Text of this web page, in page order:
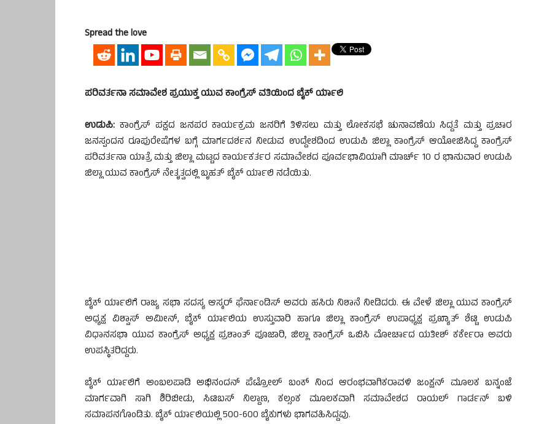
Spread the love
ಪರಿವರ್ತನಾ ಸಮಾವೇಶ ಪ್ರಯುಕ್ತ ಯುವ ಕಾಂಗ್ರೆಸ್ ವತಿಯಿಂದ ಬೈಕ್ ರ್ಯಾಲಿ
ಉಡುಪಿ: ಕಾಂಗ್ರೆಸ್ ಪಕ್ಷದ ಜನಪರ ಕಾರ್ಯಕ್ರಮ ಜನರಿಗೆ ತಿಳಿಸಲು ಮತ್ತು ಲೋಕಸಭೆ ಚುನಾವಣೆಯ ಸಿದ್ದತೆ ಮತ್ತು ಪ್ರಚಾರ
ಜನಸ್ಪಂದನ ರೂಪುರೇಷೆಗಳ ಬಗ್ಗೆ ಮಾರ್ಗದರ್ಶನ ನೀಡುವ ಉದ್ದೇಶದಿಂದ ಉಡುಪಿ ಜಿಲ್ಲಾ ಕಾಂಗ್ರೆಸ್ ಆಯೋಜಿಸಿದ್ದ ಕಾಂಗ್ರೆಸ್
ಪರಿವರ್ತನಾ ಯಾತ್ರೆ ಮತ್ತು ಜಿಲ್ಲಾ ಮಟ್ಟದ ಕಾರ್ಯಕರ್ತರ ಸಮಾವೇಶದ ಪೂರ್ವಭಾವಿಯಾಗಿ ಮಾರ್ಚ್ 10 ರ ಭಾನುವಾರ ಉಡುಪಿ
ಜಿಲ್ಲಾ ಯುವ ಕಾಂಗ್ರೆಸ್ ನೇತೃತ್ವದಲ್ಲಿ ಬೃಹತ್ ಬೈಕ್ ರ್ಯಾಲಿ ನಡೆಯಿತು.
ಬೈಕ್ ರ್ಯಾಲಿಗೆ ರಾಜ್ಯ ಸಭಾ ಸದಸ್ಯ ಆಸ್ಕರ್ ಫೆರ್ನಾಂಡಿಸ್ ಅವರು ಹಸಿರು ನಿಶಾನೆ ನೀಡಿದರು. ಈ ವೇಳೆ ಜಿಲ್ಲಾ ಯುವ ಕಾಂಗ್ರೆಸ್
ಅಧ್ಯಕ್ಷ ವಿಶ್ವಾಸ್ ಅಮೀನ್, ಬೈಕ್ ರ್ಯಾಲಿಯ ಉಸ್ತುವಾರಿ ಹಾಗೂ ಜಿಲ್ಲಾ ಕಾಂಗ್ರೆಸ್ ಉಪಾಧ್ಯಕ್ಷ ಪ್ರಖ್ಯಾತ್ ಶೆಟ್ಟಿ ಉಡುಪಿ
ವಿಧಾನಸಭಾ ಯುವ ಕಾಂಗ್ರೆಸ್ ಅಧ್ಯಕ್ಷ ಪ್ರಶಾಂತ್ ಪೂಜಾರಿ, ಜಿಲ್ಲಾ ಕಾಂಗ್ರೆಸ್ ಒಬಿಸಿ ಮೋರ್ಚಾದ ಯತೀಶ್ ಕರ್ಕೇರಾ ಅವರು
ಉಪಸ್ಥಿತರಿದ್ದರು.
ಬೈಕ್ ರ್ಯಾಲಿಗೆ ಅಂಬಲಪಾಡಿ ಅಭಿನಂದನ್ ಪೆಟ್ರೋಲ್ ಬಂಕ್ ನಿಂದ ಆರಂಭವಾಗಿಕರಾವಳಿ ಜಂಕ್ಷನ್ ಮೂಲಕ ಬನ್ನಂಜೆ
ಮಾರ್ಗವಾಗಿ ಸಾಗಿ ಶಿರಿಬೀಡು, ಸಿಟಿಬಸ್ ನಿಲ್ದಾಣ, ಕಲ್ಸಂಕ ಮೂಲಕವಾಗಿ ಸಮಾವೇಶದ ರಾಯಲ್ ಗಾರ್ಡನ್ ಬಳಿ
ಸಮಾಪನಗೊಂಡಿತು. ಬೈಕ್ ರ್ಯಾಲಿಯಲ್ಲಿ 500-600 ಬೈಕುಗಳು ಭಾಗವಹಿಸಿದ್ದವು.